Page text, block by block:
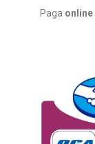
Paga online